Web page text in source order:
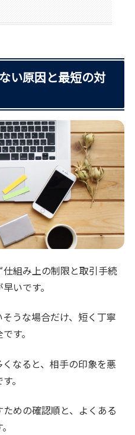
い原因と最短の対
組み上の制限と取引手続
いです。
うな場合だけ、短く丁寧
す。
なると、相手の印象を悪
。
めの確認順と、よくある